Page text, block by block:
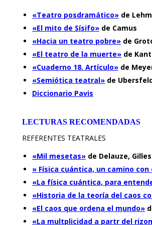
«Teatro posdramático» de
«El mito de Sísifo» de Camus
«Hacia un teatro pobre» de
«El teatro de la muerte» de
«Cuaderno 18. Artículo» de
«Semiótica teatral» de
Diccionario Pavis
LECTURAS RECOMENDADAS
REFERENTES TEATRALES
«Mil mesetas» de Delauze,
» Física cuántica, un camino con
«La física cuántica, para
«Historia de la teoría del caos
«El caos que ordena el mundo»
«La multplicidad a partr del